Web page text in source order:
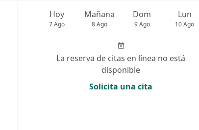
Hoy
7 Ago
Mañana
8 Ago
Dom
9 Ago
Lun
10 Ago
La reserva de citas en línea no está
disponible
Solicita una cita